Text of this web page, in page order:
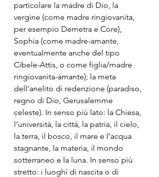
particolare la madre di Dio, la
vergine (come madre ringiovanita,
per esempio Demetra e Core),
Sophia (come madre-amante,
eventualmente anche del tipo
Cibele-Attis, o come figlia/madre
ringiovanita-amante); la meta
dell’anelito di redenzione (paradiso,
regno di Dio, Gerusalemme
celeste). In senso più lato: la Chiesa,
l’università, la città, la patria, il cielo,
la terra, il bosco, il mare e l’acqua
stagnante, la materia, il mondo
sotterraneo e la luna. In senso più
stretto: i luoghi di nascita o di